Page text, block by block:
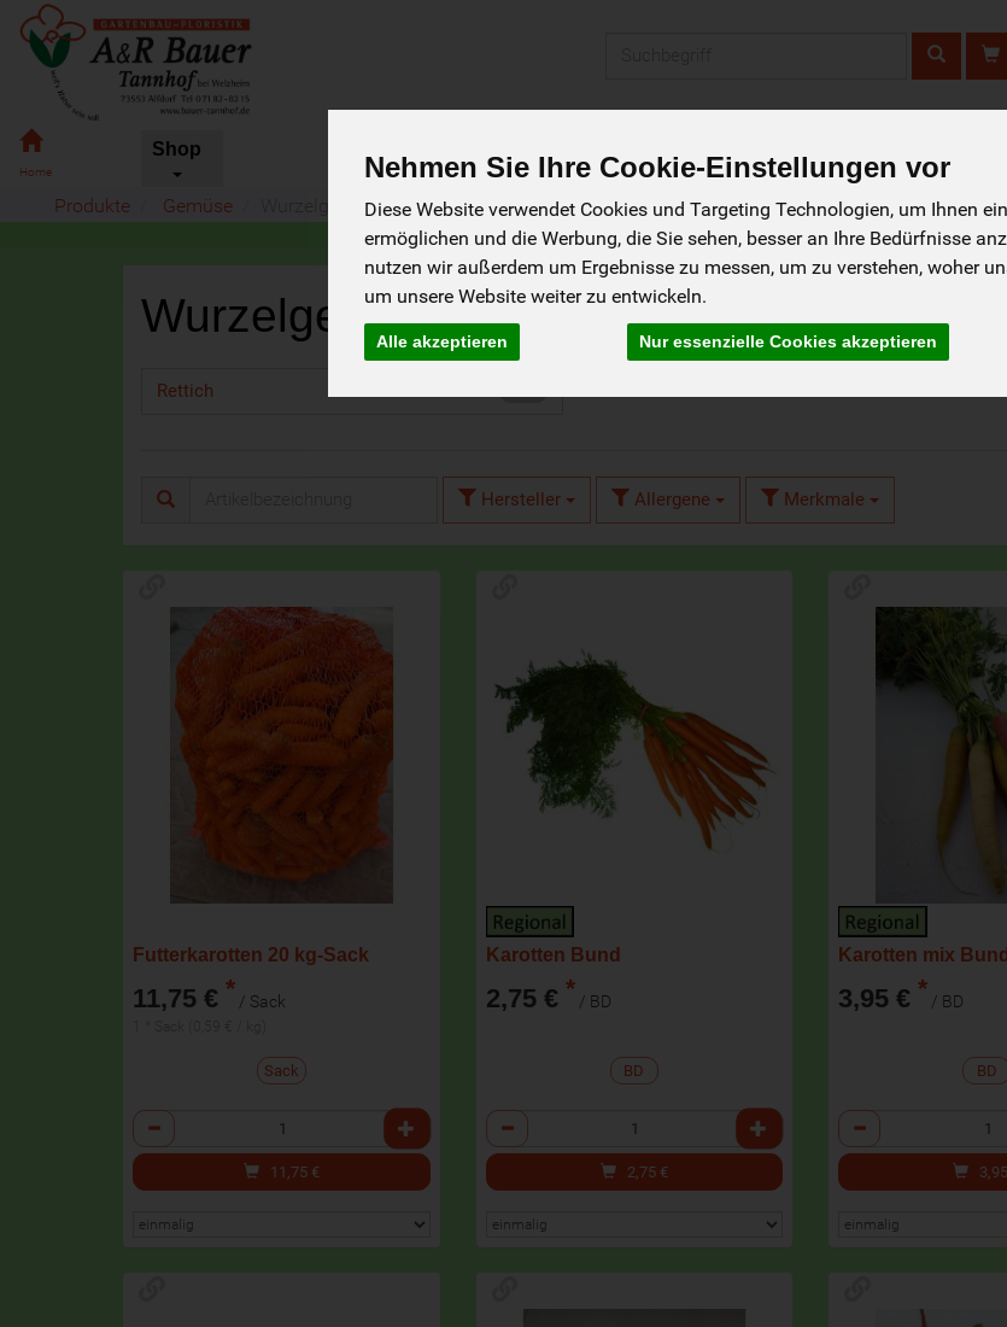
Nehmen Sie Ihre Cookie-Einstellungen vor
Diese Website verwendet Cookies und Targeting Technologien, um Ihnen
ermöglichen und die Werbung, die Sie sehen, besser an Ihre Bedürfnisse
nutzen wir außerdem um Ergebnisse zu messen, um zu verstehen, woher
um unsere Website weiter zu entwickeln.
Alle akzeptieren Nur essenzielle Cookies akzeptieren
Bauer
Tannhof
Shop
Service
Liefergebiet
Produkte
Gemüse Wurzelgemüse
Wurzelgemüse 15 von 235
Rettich
Hersteller Allergene Merkmale
Futterkarotten 20 kg-Sack
11,75 € * / Sack
Sack
Anzahl
11,75 €
Karotten Bund
2,75 € * / BD
BD
Anzahl
2,75 €
3,95 € * / BD
BD
Anzahl
3,95